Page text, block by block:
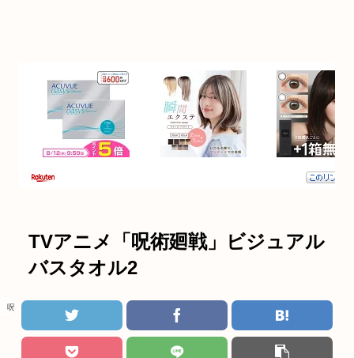
TVアニメ「呪術廻戦」ビジュアル
バスタオル2
呪術廻戦